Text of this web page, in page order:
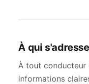
À qui
À tout conducteur
informations